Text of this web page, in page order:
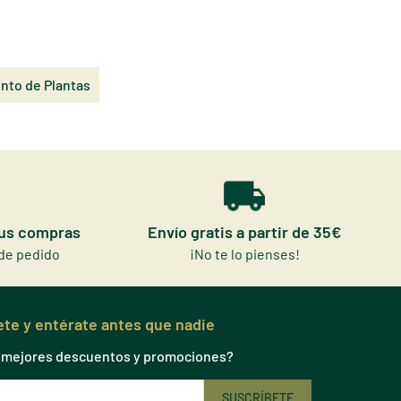
de Plantas
compras
pedido
Envío gratis a partir de 35€
¡No te lo pienses!
y entérate antes que nadie
mejores descuentos y promociones?